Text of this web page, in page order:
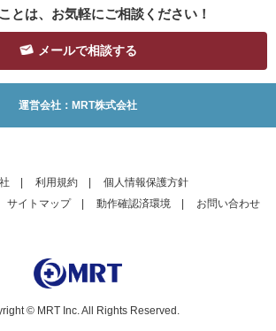
とは、お気軽にご相談ください！
メールで相談する
運営会社：MRT株式会社
利用規約
個人情報保護方針
サイトマップ| 動作確認済環境| お問い合わせ
© MRT Inc. All Rights Reserved.